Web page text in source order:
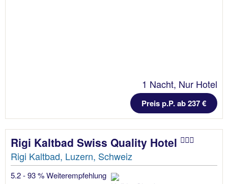
1 Nacht, Nur Hotel
Preis p.P. ab 237 €
Rigi Kaltbad Swiss Quality Hotel
Rigi Kaltbad, Luzern, Schweiz
5.2 - 93 % Weiterempfehlung